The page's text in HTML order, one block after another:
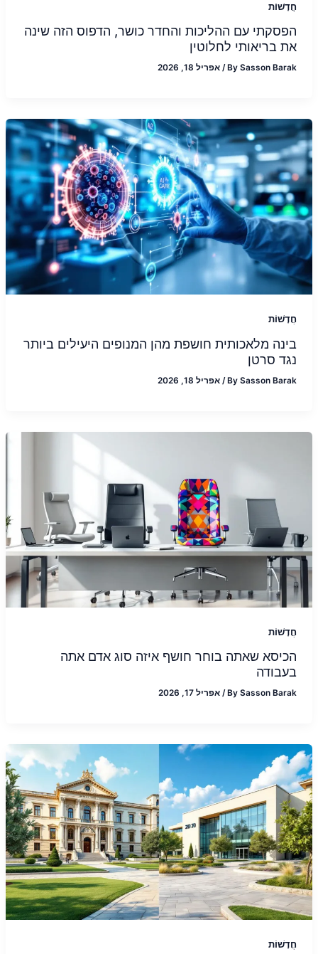
חֲדָשׁוֹת
הפסקתי עם ההליכות והחדר כושר, הדפוס הזה שינה
את בריאותי לחלוטין
BySasson Barak
/ אפריל 18, 2026
חֲדָשׁוֹת
בינה מלאכותית חושפת מהן המנופים היעילים ביותר
נגד סרטן
BySasson Barak
/ אפריל 18, 2026
חֲדָשׁוֹת
הכיסא שאתה בוחר חושף איזה סוג אדם אתה
בעבודה
BySasson Barak
/ אפריל 17, 2026
חֲדָשׁוֹת